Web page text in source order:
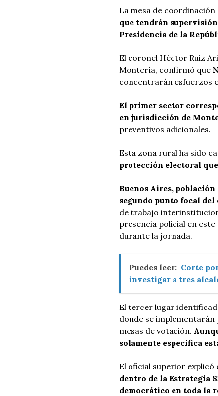
La mesa de
que tendrán
Presidencia de la
El coronel Héctor Ruiz
Montería, confirmó que
concentrarán esfuerzos
El primer sector
en jurisdicción de
preventivos adicionales.
Esta zona rural ha sido
protección electoral
Buenos Aires,
segundo punto focal del
de trabajo
presencia policial en
durante la jornada.
Puedes leer: Corte
investigar a tres
El tercer lugar
donde se
mesas de votación.
solamente especifica
El oficial superior
dentro de la Estrategia
democrático en toda la